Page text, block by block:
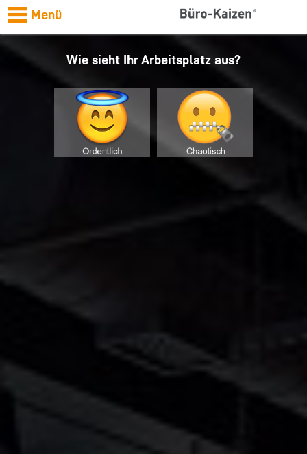
Menü
Wie sieht Ihr Arbeitsplatz aus?